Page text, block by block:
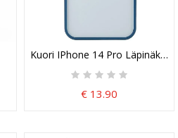
Kuori IPhone 14 Pro
€ 13.90